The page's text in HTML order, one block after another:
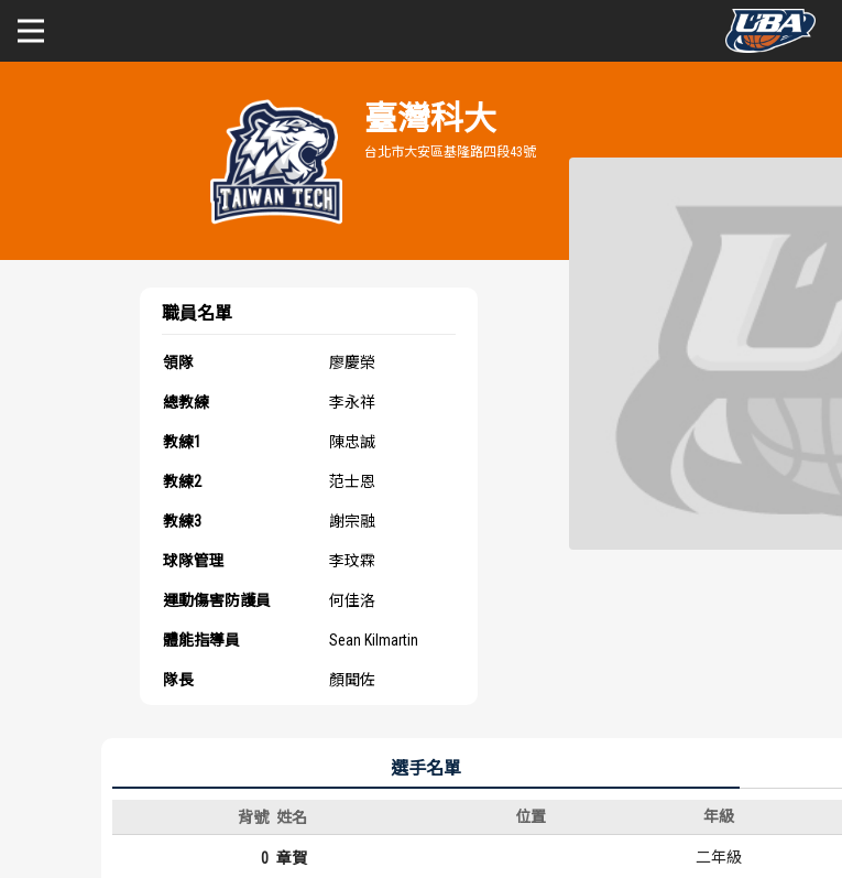
賽事資訊
戰績排行
球隊資訊
歷屆冠軍
賽事資訊
戰績排行
球隊資訊
歷屆冠軍
臺灣科大
台北市大安區基隆路四段43號
職員名單
領隊 廖慶榮
總教練 李永祥
教練1 陳忠誠
教練2 范士恩
教練3 謝宗融
球隊管理 李玟霖
運動傷害防護員 何佳洛
體能指導員 Sean Kilmartin
隊長 顏聞佐
選手名單
背號 姓名 位置 年級
0 章賀 二年級